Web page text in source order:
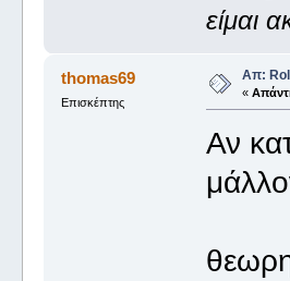
είμαι
thomas69
Επισκέπτης
Απ:
«
Αν